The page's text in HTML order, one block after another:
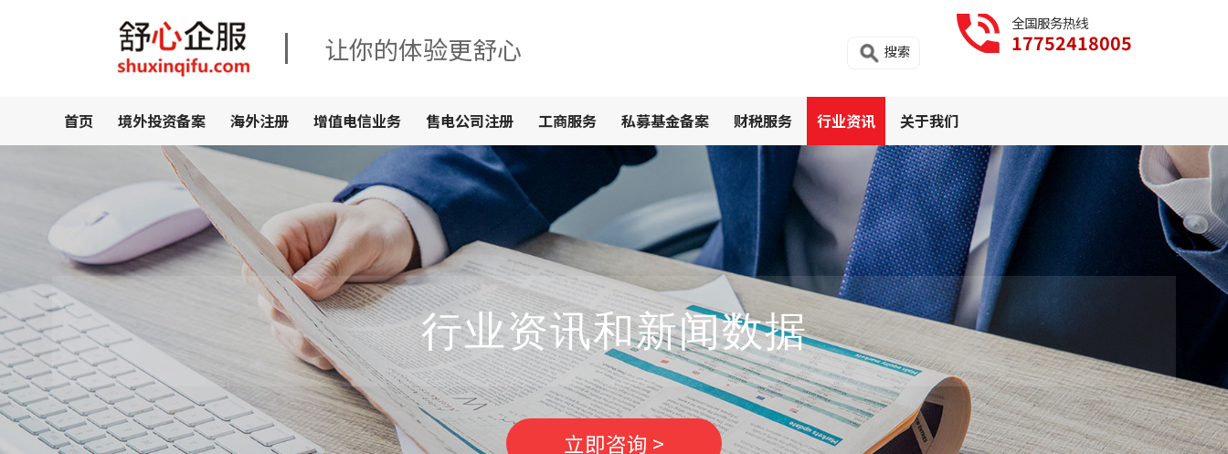
让你的体验更舒心
全国服务热线
17752418005
搜索
首页 境外投资备案 海外注册 增值电信业务 售电公司注册 工商服务 私募基金备案 财税服务 行业资讯 关于我们
行业资讯和新闻数据
立即咨询 >